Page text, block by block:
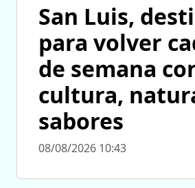
San Luis,
para volver
de semana
cultura,
sabores
08/08/2026 10:43